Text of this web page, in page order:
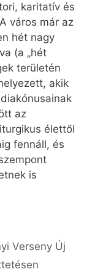
karitatív és
város már az
hét nagy
(a „hét
területén
akik
az
élettől
fennáll, és
is
Verseny Új